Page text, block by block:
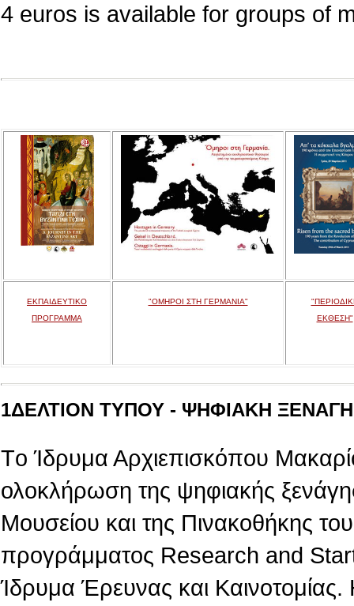
4 euros is available for groups of
ΕΚΠΑΙΔΕΥΤΙΚΟ
ΠΡΟΓΡΑΜΜΑ
"ΟΜΗΡΟΙ ΣΤΗ ΓΕΡΜΑΝΙΑ"
ΕΚΘΕΣΗ"
1ΔΕΛΤΙΟΝ ΤΥΠΟΥ - ΨΗΦΙΑΚΗ
Tο Ίδρυμα Αρχιεπισκόπου
ολοκλήρωση της ψηφιακής
Μουσείου και της Πινακοθήκης
προγράμματος Research and
Ίδρυμα Έρευνας και